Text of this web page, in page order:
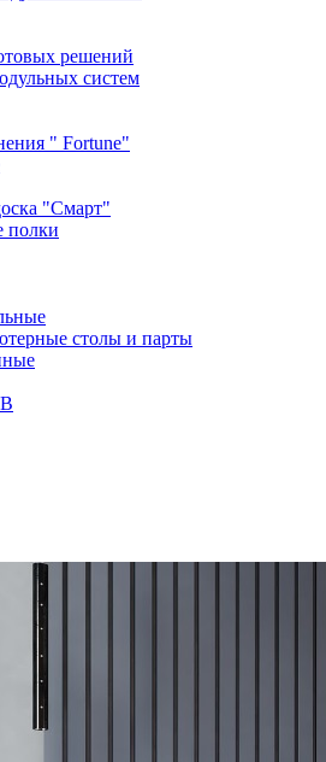
решений
систем
" Fortune"
"Смарт"
полки
столы и парты